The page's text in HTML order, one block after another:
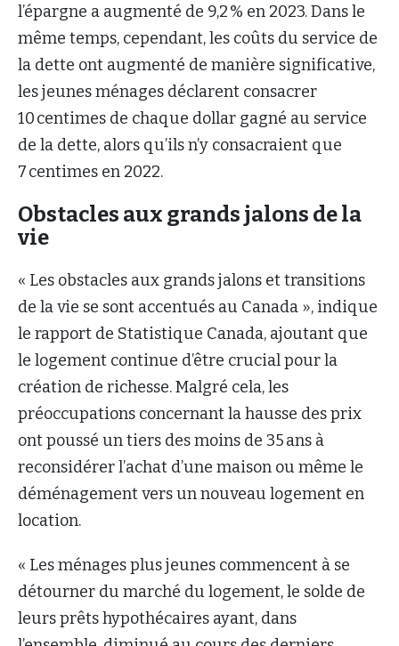
l’épargne a augmenté de 9,2 % en 2023. Dans le
même temps, cependant, les coûts du service de
la dette ont augmenté de manière significative,
les jeunes ménages déclarent consacrer
10 centimes de chaque dollar gagné au service
de la dette, alors qu’ils n’y consacraient que
7 centimes en 2022.
Obstacles aux grands jalons de la
vie
« Les obstacles aux grands jalons et transitions
de la vie se sont accentués au Canada », indique
le rapport de Statistique Canada, ajoutant que
le logement continue d’être crucial pour la
création de richesse. Malgré cela, les
préoccupations concernant la hausse des prix
ont poussé un tiers des moins de 35 ans à
reconsidérer l’achat d’une maison ou même le
déménagement vers un nouveau logement en
location.
« Les ménages plus jeunes commencent à se
détourner du marché du logement, le solde de
leurs prêts hypothécaires ayant, dans